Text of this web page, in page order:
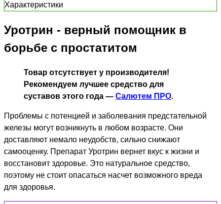
Характеристики
Уротрин - верный помощник в
борьбе с простатитом
Товар отсутствует у производителя!
Рекомендуем лучшее средство для
суставов этого года — Салютем ПРО.
Проблемы с потенцией и заболевания предстательной
железы могут возникнуть в любом возрасте. Они
доставляют немало неудобств, сильно снижают
самооценку. Препарат Уротрин вернет вкус к жизни и
восстановит здоровье. Это натуральное средство,
поэтому не стоит опасаться насчет возможного вреда
для здоровья.